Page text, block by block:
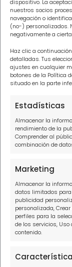
dispositivo. La
nuestros socios
navegación o
(no-) personalizados.
negativamente a
Haz clic a
detalladas. Tus
ajustes en cualquier
botones de la Política
situado en la parte
Estadísticas
Almacenar la
rendimiento de la
Comprender al
combinación de
Marketing
Almacenar la
datos limitados
publicidad
personalizada,
perfiles para la
de los servicios,
contenido.
Abogados
Abogados
Abogados
Información
Política de
Aviso Legal
Contacto
910916445